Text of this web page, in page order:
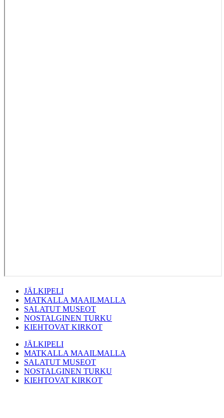
JÄLKIPELI
MATKALLA MAAILMALLA
SALATUT MUSEOT
NOSTALGINEN TURKU
KIEHTOVAT KIRKOT
JÄLKIPELI
MATKALLA MAAILMALLA
SALATUT MUSEOT
NOSTALGINEN TURKU
KIEHTOVAT KIRKOT